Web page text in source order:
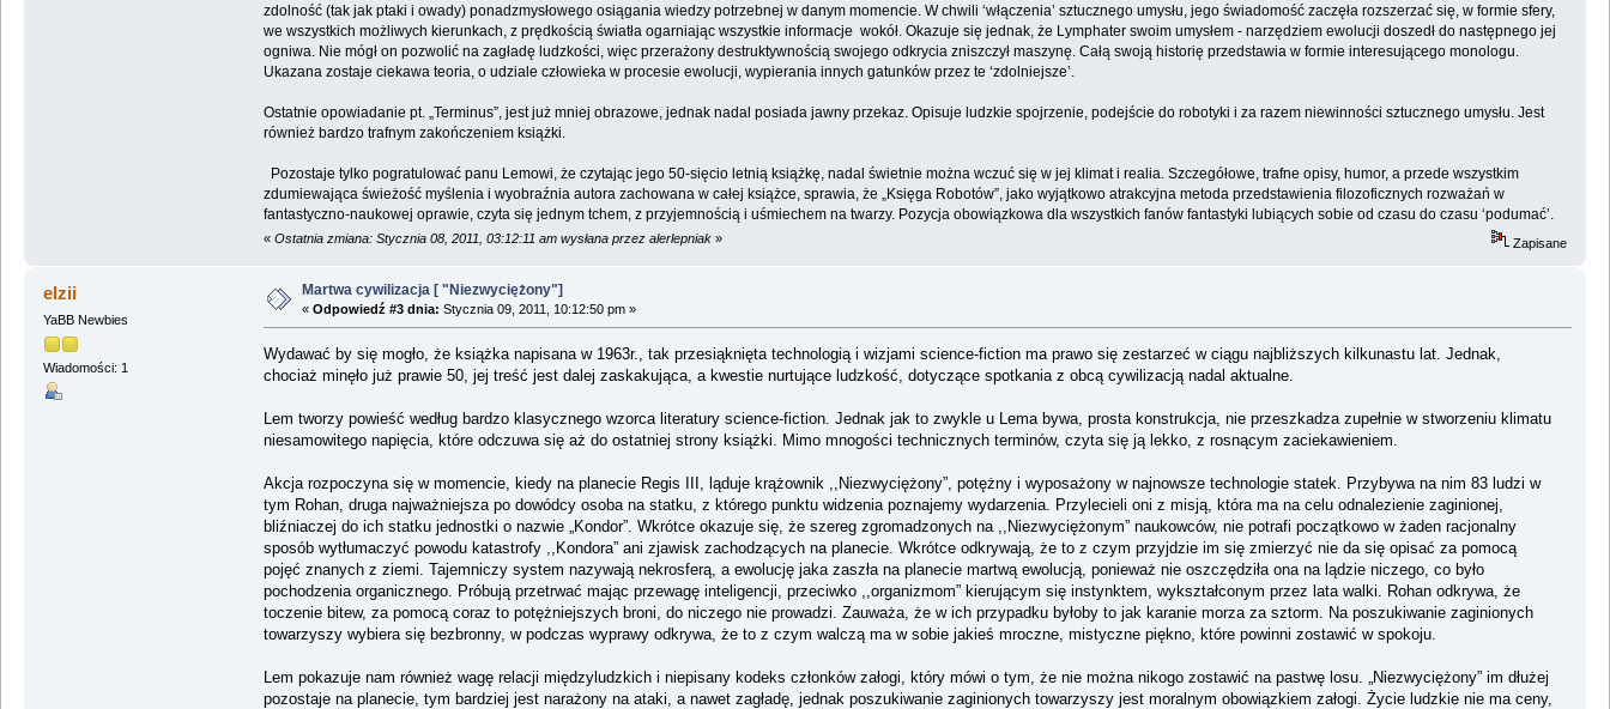
zdolność (tak jak ptaki i owady) ponadzmysłowego osiągania wiedzy potrzebnej w danym momencie. W chwili ‘włączenia’ sztucznego umysłu, jego świadomość zaczęła rozszerzać się, w formie sfery,
we wszystkich możliwych kierunkach, z prędkością światła ogarniając wszystkie informacje wokół. Okazuje się jednak, że Lymphater swoim umysłem - narzędziem ewolucji doszedł do następnego jej
ogniwa. Nie mógł on pozwolić na zagładę ludzkości, więc przerażony destruktywnością swojego odkrycia zniszczył maszynę. Całą swoją historię przedstawia w formie interesującego monologu.
Ukazana zostaje ciekawa teoria, o udziale człowieka w procesie ewolucji, wypierania innych gatunków przez te ‘zdolniejsze’.
Ostatnie opowiadanie pt. „Terminus”, jest już mniej obrazowe, jednak nadal posiada jawny przekaz. Opisuje ludzkie spojrzenie, podejście do robotyki i za razem niewinności sztucznego umysłu. Jest
również bardzo trafnym zakończeniem książki.
Pozostaje tylko pogratulować panu Lemowi, że czytając jego 50-sięcio letnią książkę, nadal świetnie można wczuć się w jej klimat i realia. Szczegółowe, trafne opisy, humor, a przede wszystkim
zdumiewająca świeżość myślenia i wyobraźnia autora zachowana w całej książce, sprawia, że „Księga Robotów”, jako wyjątkowo atrakcyjna metoda przedstawienia filozoficznych rozważań w
fantastyczno-naukowej oprawie, czyta się jednym tchem, z przyjemnością i uśmiechem na twarzy. Pozycja obowiązkowa dla wszystkich fanów fantastyki lubiących sobie od czasu do czasu ‘podumać’.
« Ostatnia zmiana: Stycznia 08, 2011, 03:12:11 am wysłana przez alerlepniak» Zapisane
elzii
YaBB Newbies
Wiadomości: 1
Martwa cywilizacja [ "Niezwyciężony"]
« Odpowiedź #3 dnia: Stycznia 09, 2011, 10:12:50 pm »
Wydawać by się mogło, że książka napisana w 1963r., tak przesiąknięta technologią i wizjami science-fiction ma prawo się zestarzeć w ciągu najbliższych kilkunastu lat. Jednak,
chociaż minęło już prawie 50, jej treść jest dalej zaskakująca, a kwestie nurtujące ludzkość, dotyczące spotkania z obcą cywilizacją nadal aktualne.
Lem tworzy powieść według bardzo klasycznego wzorca literatury science-fiction. Jednak jak to zwykle u Lema bywa, prosta konstrukcja, nie przeszkadza zupełnie w stworzeniu klimatu
niesamowitego napięcia, które odczuwa się aż do ostatniej strony książki. Mimo mnogości technicznych terminów, czyta się ją lekko, z rosnącym zaciekawieniem.
Akcja rozpoczyna się w momencie, kiedy na planecie Regis III, ląduje krążownik ,,Niezwyciężony”, potężny i wyposażony w najnowsze technologie statek. Przybywa na nim 83 ludzi w
tym Rohan, druga najważniejsza po dowódcy osoba na statku, z którego punktu widzenia poznajemy wydarzenia. Przylecieli oni z misją, która ma na celu odnalezienie zaginionej,
bliźniaczej do ich statku jednostki o nazwie „Kondor”. Wkrótce okazuje się, że szereg zgromadzonych na ,,Niezwyciężonym” naukowców, nie potrafi początkowo w żaden racjonalny
sposób wytłumaczyć powodu katastrofy ,,Kondora” ani zjawisk zachodzących na planecie. Wkrótce odkrywają, że to z czym przyjdzie im się zmierzyć nie da się opisać za pomocą
pojęć znanych z ziemi. Tajemniczy system nazywają nekrosferą, a ewolucję jaka zaszła na planecie martwą ewolucją, ponieważ nie oszczędziła ona na lądzie niczego, co było
pochodzenia organicznego. Próbują przetrwać mając przewagę inteligencji, przeciwko ,,organizmom” kierującym się instynktem, wykształconym przez lata walki. Rohan odkrywa, że
toczenie bitew, za pomocą coraz to potężniejszych broni, do niczego nie prowadzi. Zauważa, że w ich przypadku byłoby to jak karanie morza za sztorm. Na poszukiwanie zaginionych
towarzyszy wybiera się bezbronny, w podczas wyprawy odkrywa, że to z czym walczą ma w sobie jakieś mroczne, mistyczne piękno, które powinni zostawić w spokoju.
Lem pokazuje nam również wagę relacji międzyludzkich i niepisany kodeks członków załogi, który mówi o tym, że nie można nikogo zostawić na pastwę losu. „Niezwyciężony” im dłużej
pozostaje na planecie, tym bardziej jest narażony na ataki, a nawet zagładę, jednak poszukiwanie zaginionych towarzyszy jest moralnym obowiązkiem załogi. Życie ludzkie nie ma ceny,